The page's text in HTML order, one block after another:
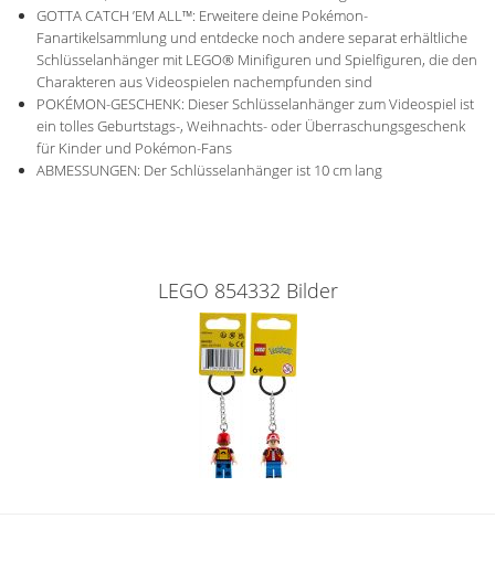
GOTTA CATCH ’EM ALL™: Erweitere deine Pokémon-
Fanartikelsammlung und entdecke noch andere separat erhältliche
Schlüsselanhänger mit LEGO® Minifiguren und Spielfiguren, die den
Charakteren aus Videospielen nachempfunden sind
POKÉMON-GESCHENK: Dieser Schlüsselanhänger zum Videospiel ist
ein tolles Geburtstags-, Weihnachts- oder Überraschungsgeschenk
für Kinder und Pokémon-Fans
ABMESSUNGEN: Der Schlüsselanhänger ist 10 cm lang
LEGO 854332 Bilder